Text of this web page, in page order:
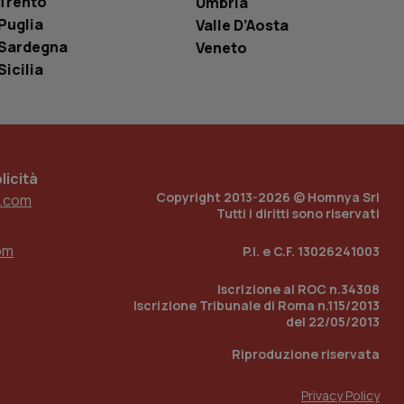
Valle D’Aosta
Veneto
Copyright 2013-2026 © Homnya Srl
Tutti i diritti sono riservati
P.I. e C.F. 13026241003
Iscrizione al ROC n.34308
Iscrizione Tribunale di Roma n.115/2013
del 22/05/2013
Riproduzione riservata
Privacy Policy
in cui viene
sito, ma un
di accesso per
Analytics
per mantenere
traccia
incorporati
del sito web sta
traccia